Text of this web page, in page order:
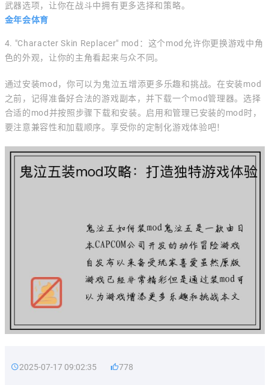
武器选项，让你在战斗中拥有更多选择和策略。
金年会体育
4. "Character Skin Replacer" mod：这个mod允许你更换游戏中角
色的外观，让你的主角看起来与众不同。
通过安装mod，你可以为鬼泣五增添更多乐趣和挑战。在安装mod
之前，记得准备好合法的游戏副本，并下载一个mod管理器。选择
合适的mod并按照步骤下载和安装。启用和管理已安装的mod时，
要注意兼容性和加载顺序。享受你的定制化游戏体验吧！
2025-07-17 09:02:35 778